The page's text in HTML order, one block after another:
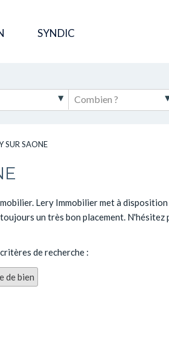
SYNDIC
SUR SAONE
Lery Immobilier met à
un très bon placement. N'hésitez
de recherche :
de bien